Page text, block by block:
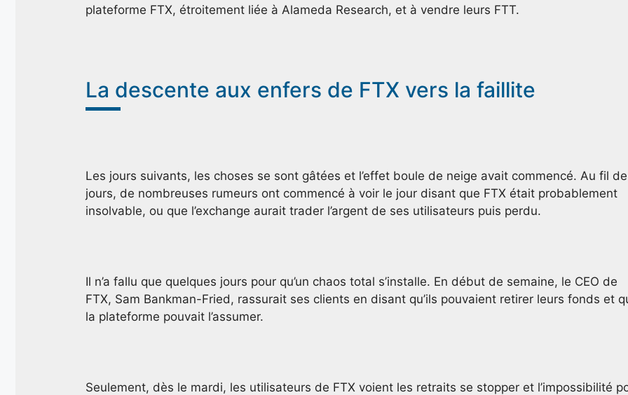
plateforme FTX, étroitement liée à Alameda Research, et à vendre leurs FTT.
La descente aux enfers de FTX vers la faillite
Les jours suivants, les choses se sont gâtées et l’effet boule de neige avait commencé. Au fil
jours, de nombreuses rumeurs ont commencé à voir le jour disant que FTX était probablement
insolvable, ou que l’exchange aurait trader l’argent de ses utilisateurs puis perdu.
Il n’a fallu que quelques jours pour qu’un chaos total s’installe. En début de semaine, le CEO de
FTX, Sam Bankman-Fried, rassurait ses clients en disant qu’ils pouvaient retirer leurs fonds et
la plateforme pouvait l’assumer.
Seulement, dès le mardi, les utilisateurs de FTX voient les retraits se stopper et l’impossibilité